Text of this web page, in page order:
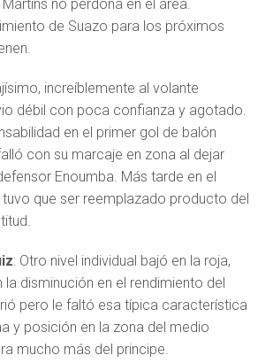
no perdona en el área.
de Suazo para los próximos
increíblemente al volante
débil con poca confianza y agotado.
en el primer gol de balón
con su marcaje en zona al dejar
Enoumba. Más tarde en el
que ser reemplazado producto del
: Otro nivel individual bajó en la roja,
la disminución en el rendimiento del
pero le faltó esa típica característica
y posición en la zona del medio
mucho más del principe.